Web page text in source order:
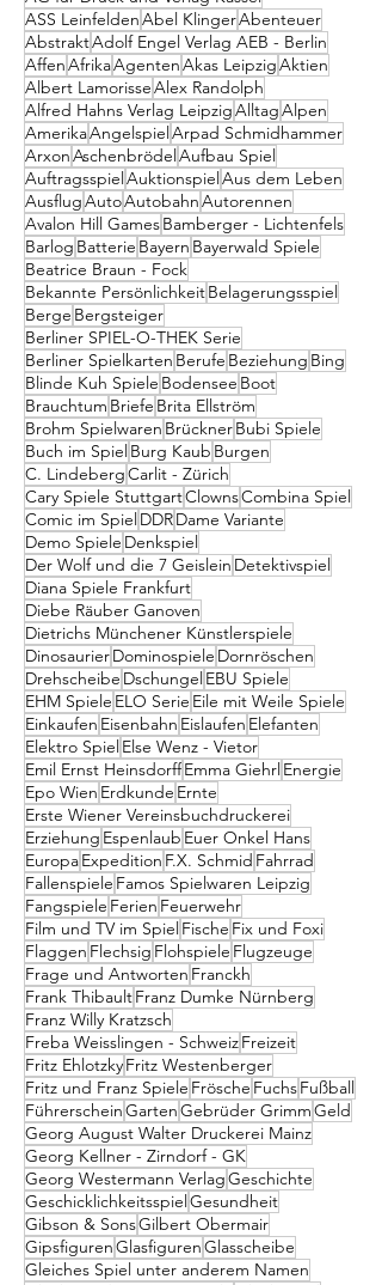
ASS LeinfeldenAbel KlingerAbenteuer
AbstraktAdolf Engel Verlag AEB - Berlin
AffenAfrikaAgentenAkas LeipzigAktien
Albert LamorisseAlex Randolph
Alfred Hahns Verlag LeipzigAlltagAlpen
AmerikaAngelspielArpad Schmidhammer
ArxonAschenbrödelAufbau Spiel
AuftragsspielAuktionspielAus dem Leben
AusflugAutoAutobahnAutorennen
Avalon Hill GamesBamberger - Lichtenfels
Barlog Batterie Bayern Bayerwald Spiele
Beatrice Braun - Fock
Bekannte PersönlichkeitBelagerungsspiel
Berge Bergsteiger
Berliner SPIEL-O-THEK Serie
Berliner Spielkarten Berufe Beziehung Bing
Blinde Kuh Spiele Bodensee Boot
Brauchtum Briefe Brita Ellström
Brohm Spielwaren BrücknerBubi Spiele
Buch im SpielBurg Kaub Burgen
C. LindebergCarlit - Zürich
Cary Spiele StuttgartClownsCombina Spiel
Comic im SpielDDRDame Variante
Demo Spiele Denkspiel
Der Wolf und die 7 Geislein Detektivspiel
Diana Spiele Frankfurt
Diebe Räuber Ganoven
Dietrichs Münchener Künstlerspiele
DinosaurierDominospiele Dornröschen
Drehscheibe DschungelEBU Spiele
EHM Spiele ELO Serie Eile mit Weile Spiele
Einkaufen Eisenbahn Eislaufen Elefanten
Elektro SpielElse Wenz - Vietor
Emil Ernst HeinsdorffEmma GiehrlEnergie
Epo Wien Erdkunde Ernte
Erste Wiener Vereinsbuchdruckerei
Erziehung Espenlaub Euer Onkel Hans
EuropaExpedition F.X. Schmid Fahrrad
Fallenspiele Famos Spielwaren Leipzig
Fangspiele Ferien Feuerwehr
Film und TV im SpielFische Fix und Foxi
Flaggen Flechsig Flohspiele Flugzeuge
Frage und Antworten Franckh
Frank ThibaultFranz Dumke Nürnberg
Franz Willy Kratzsch
Freba Weisslingen - SchweizFreizeit
Fritz EhlotzkyFritz Westenberger
Fritz und Franz Spiele Frösche FuchsFußball
FührerscheinGartenGebrüder GrimmGeld
Georg August Walter Druckerei Mainz
Georg Kellner - Zirndorf - GK
Georg Westermann VerlagGeschichte
GeschicklichkeitsspielGesundheit
Gibson & SonsGilbert Obermair
GipsfigurenGlasfigurenGlasscheibe
Gleiches Spiel unter anderem Namen